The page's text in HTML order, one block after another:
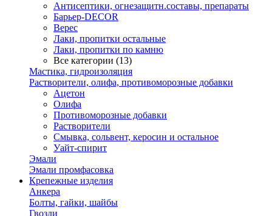
Антисептики, огнезащитн.составы, препараты
Барьер-DECOR
Верес
Лаки, пропитки остальные
Лаки, пропитки по камню
Все категории (13)
Мастика, гидроизоляция
Растворители, олифа, противоморозные добавки
Ацетон
Олифа
Противоморозные добавки
Растворители
Смывка, сольвент, керосин и остальное
Уайт-спирит
Эмали
Эмали промфасовка
Крепежные изделия
Анкера
Болты, гайки, шайбы
Гвозди